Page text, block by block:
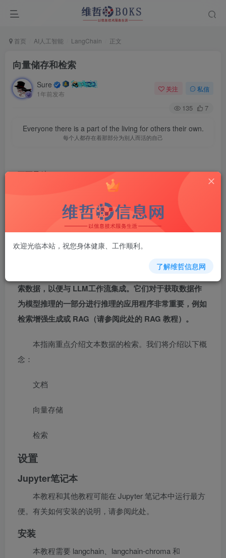
首页 AI人工智能 LangChain 正文
向量储存和检索 ​
Sure
1年前发布
关注 私信
135 7
Everyone there is a part of the living for others their own.
每个人都存在着那部分为别人而活的自己
页面导航
如需转载，请联系微信群主
概念
抽象。这些抽象旨在支持从（向量）数据库和其他来源检
索数据，以便与 LLM工作流集成。它们对于获取数据作
为模型推理的一部分进行推理的应用程序非常重要，例如
检索增强生成或 RAG（请参阅此处的 RAG 教程）。
本指南重点介绍文本数据的检索。我们将介绍以下概
念：
文档
向量存储
检索
设置
Jupyter笔记本
本教程和其他教程可能在 Jupyter 笔记本中运行最方
便。有关如何安装的说明，请参阅此处。
安装
本教程需要 langchain、langchain-chroma 和
欢迎光临本站，祝您身体健康、工作顺利。
了解维哲信息网